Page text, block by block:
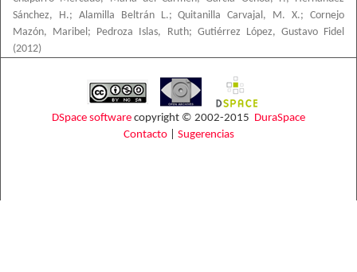
Sánchez, H.; Alamilla Beltrán L.;Quitanilla Carvajal, M. X.;Cornejo
Mazón, Maribel ; Pedroza Islas, Ruth; Gutiérrez López, Gustavo Fidel
(2012)
DSpace software copyright © 2002-2015 DuraSpace
Contacto| Sugerencias